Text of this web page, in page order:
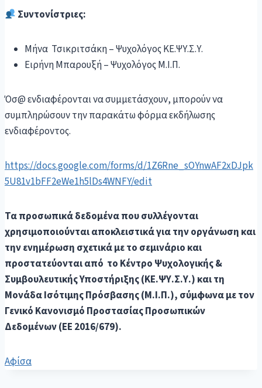
Συντονίστριες:
Μήνα Τσικριτσάκη – Ψυχολόγος ΚΕ.ΨΥ.Σ.Υ.
Ειρήνη Μπαρουξή – Ψυχολόγος Μ.Ι.Π.
Όσ@ ενδιαφέρονται να συμμετάσχουν, μπορούν να
συμπληρώσουν την παρακάτω φόρμα εκδήλωσης
ενδιαφέροντος.
https://docs.google.com/forms/d/1Z6Rne_sOYnwAF2xDJpk
5U81v1bFF2eWe1h5lDs4WNFY/edit
Τα προσωπικά δεδομένα που συλλέγονται
χρησιμοποιούνται αποκλειστικά για την οργάνωση και
την ενημέρωση σχετικά με το σεμινάριο και
προστατεύονται από το Κέντρο Ψυχολογικής &
Συμβουλευτικής Υποστήριξης (ΚΕ.ΨΥ.Σ.Υ.) και τη
Μονάδα Ισότιμης Πρόσβασης (Μ.Ι.Π.), σύμφωνα με τον
Γενικό Κανονισμό Προστασίας Προσωπικών
Δεδομένων (ΕΕ 2016/679).
Αφίσα